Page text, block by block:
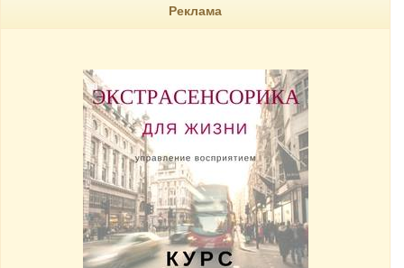
Реклама